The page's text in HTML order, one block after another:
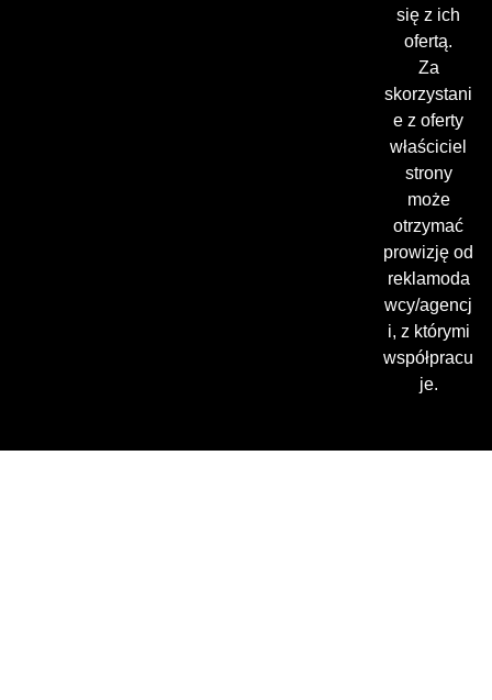
się z ich
ofertą.
Za
skorzystani
e z oferty
właściciel
strony
może
otrzymać
prowizję od
reklamoda
wcy/agencj
i, z którymi
współpracu
je.